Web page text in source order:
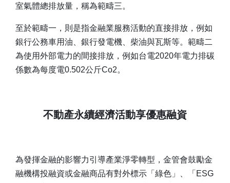
室氣體總排放量，稱為範疇三。
至於範疇一，則是指金融業服務活動的直接排放，例如
銀行公務車用油、銀行發電機、柴油與瓦斯等。範疇二
為使用外部電力的間接排放，例如台電2020年電力排碳
係數為每度電0.502公斤Co2。
不動產永續經濟活動享優惠融資
為發揮金融的影響力引導產業淨零轉型，金管會鼓勵金
融機構投融資或金融商品有對外標示「綠色」、「ESG